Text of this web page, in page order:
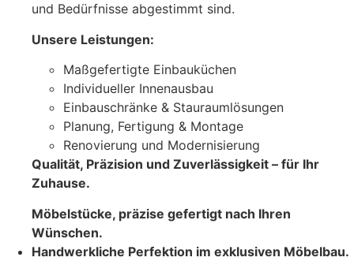
und Bedürfnisse abgestimmt sind.
Unsere Leistungen:
Maßgefertigte Einbauküchen
Individueller Innenausbau
Einbauschränke & Stauraumlösungen
Planung, Fertigung & Montage
Renovierung und Modernisierung
Qualität, Präzision und Zuverlässigkeit – für Ihr
Zuhause.
Möbelstücke, präzise gefertigt nach Ihren
Wünschen.
Handwerkliche Perfektion im exklusiven Möbelbau.